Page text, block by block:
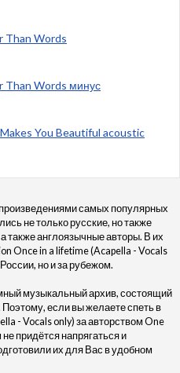
Than Words
Words минус
You Beautiful acoustic
самых популярных
не только русские, но также
также англоязычные авторы. В их
Once in a lifetime (Acapella - Vocals
но и за рубежом.
музыкальный архив, состоящий
если вы желаете спеть в
- Vocals only) за авторством One
придётся напрягаться и
их для Вас в удобном